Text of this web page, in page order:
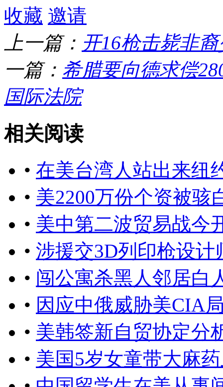
收藏 邀请
上一篇： 开16枪击毙非
一篇： 希腊要向德求偿
国际法院
相关阅读
• 在美台湾人站出来纽
• 美2200万份个资被骇
• 美中第二波贸易战今
• 涉援交3D列印枪设计
• 闯公寓杀黑人邻居白
• 因应中俄威胁美CIA
• 美韩签新自贸协定分
• 美国5岁女童带大麻